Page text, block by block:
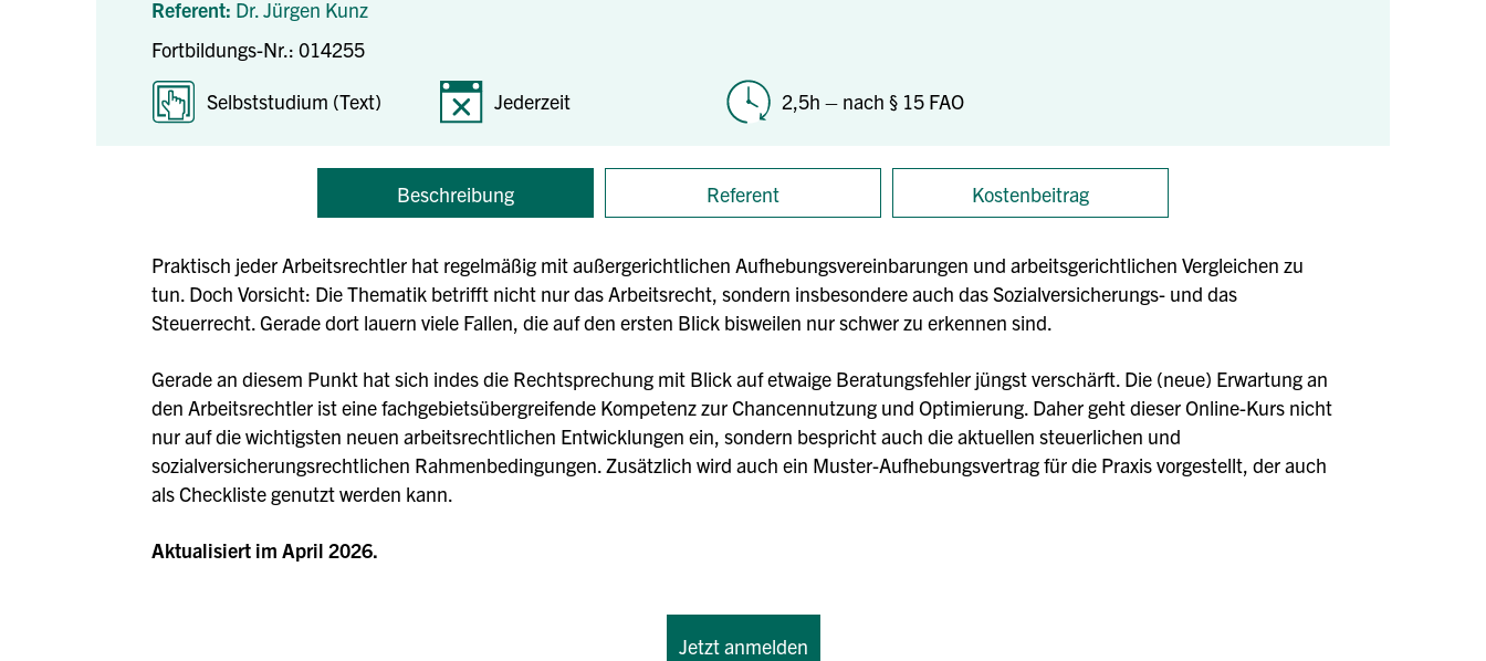
Referent: Dr. Jürgen Kunz
Fortbildungs-Nr.: 014255
Selbststudium (Text) Jederzeit 2,5h – nach § 15 FAO
Beschreibung Referent Kostenbeitrag
Praktisch jeder Arbeitsrechtler hat regelmäßig mit außergerichtlichen Aufhebungsvereinbarungen und arbeitsgerichtlichen Vergleichen zu
tun. Doch Vorsicht: Die Thematik betrifft nicht nur das Arbeitsrecht, sondern insbesondere auch das Sozialversicherungs- und das
Steuerrecht. Gerade dort lauern viele Fallen, die auf den ersten Blick bisweilen nur schwer zu erkennen sind.
Gerade an diesem Punkt hat sich indes die Rechtsprechung mit Blick auf etwaige Beratungsfehler jüngst verschärft. Die (neue) Erwartung an
den Arbeitsrechtler ist eine fachgebietsübergreifende Kompetenz zur Chancennutzung und Optimierung. Daher geht dieser Online-Kurs nicht
nur auf die wichtigsten neuen arbeitsrechtlichen Entwicklungen ein, sondern bespricht auch die aktuellen steuerlichen und
sozialversicherungsrechtlichen Rahmenbedingungen. Zusätzlich wird auch ein Muster-Aufhebungsvertrag für die Praxis vorgestellt, der auch
als Checkliste genutzt werden kann.
Aktualisiert im April 2026.
Jetzt anmelden